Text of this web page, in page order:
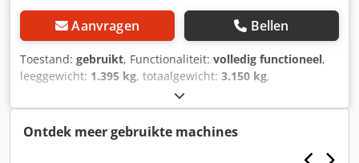
Aanvragen Bellen
Toestand: gebruikt, Functionaliteit: volledig functioneel,
leeggewicht: 1.395 kg, totaalgewicht: 3.150 kg,
wit, ophanging:
zitplaatsen:3, Bouwjaar:2011, bedrijfsturen:2.849 h,
Uitrusting:aanhangwagenkoppeling, cabine,
vierwielaandrijving
Ontdek meer gebruikte machines